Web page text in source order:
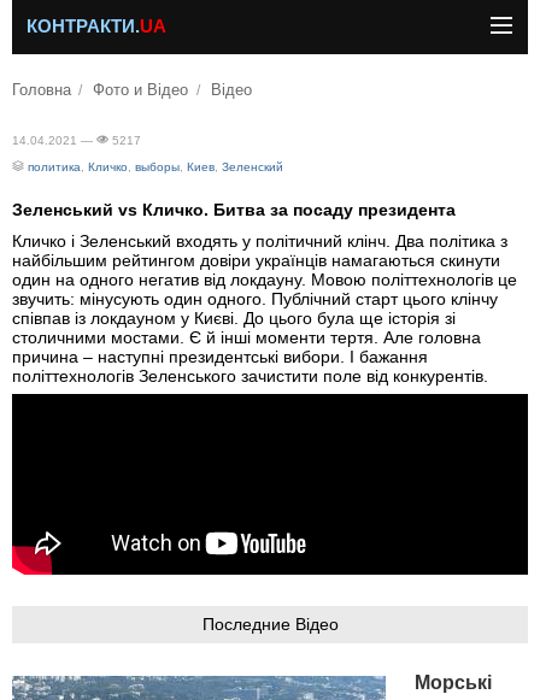
КОНТРАКТИ.UA
Головна Фото и Відео Відео
14.04.2021 —
5217
политика
Кличко выборы Киев Зеленский
Зеленський vs Кличко. Битва за посаду президента
Кличко і Зеленський входять у політичний клінч. Два політика з
найбільшим рейтингом довіри українців намагаються скинути
один на одного негатив від локдауну. Мовою політтехнологів це
звучить: мінусують один одного. Публічний старт цього клінчу
співпав із локдауном у Києві. До цього була ще історія зі
столичними мостами. Є й інші моменти тертя. Але головна
причина – наступні президентські вибори. І бажання
політтехнологів Зеленського зачистити поле від конкурентів.
Последние Відео
Морські